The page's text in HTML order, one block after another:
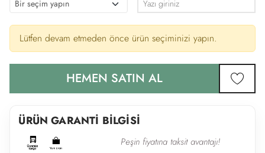
Lütfen devam etmeden önce ürün seçiminizi yapın.
HEMEN SATIN AL
ÜRÜN GARANTİ BİLGİSİ
Peşin fiyatına taksit avantajı!